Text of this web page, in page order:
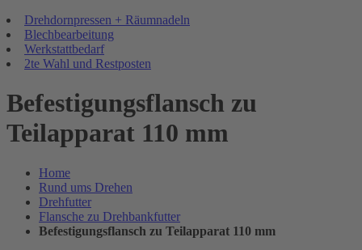
Drehdornpressen + Räumnadeln
Blechbearbeitung
Werkstattbedarf
2te Wahl und Restposten
Befestigungsflansch zu
Teilapparat 110 mm
Home
Rund ums Drehen
Drehfutter
Flansche zu Drehbankfutter
Befestigungsflansch zu Teilapparat 110 mm